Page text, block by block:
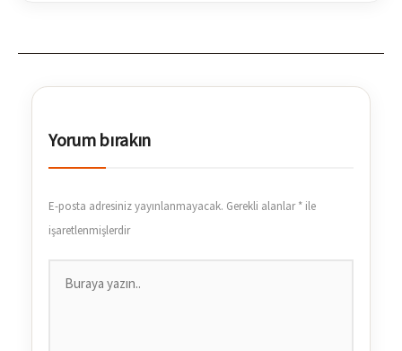
Yorum bırakın
E-posta adresiniz yayınlanmayacak. Gerekli alanlar* ile
işaretlenmişlerdir